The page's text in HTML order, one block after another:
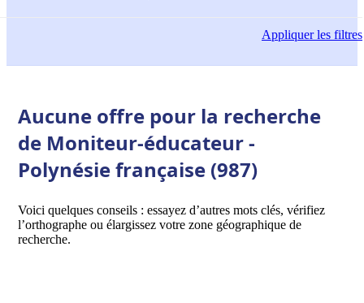
Appliquerles filtres
Aucune offre pour la recherche
de Moniteur-éducateur -
Polynésie française (987)
Voici quelques conseils : essayez d’autres mots clés, vérifiez
l’orthographe ou élargissez votre zone géographique de
recherche.